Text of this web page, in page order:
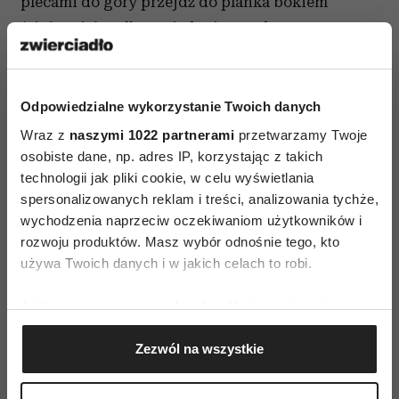
Odpowiedzialne wykorzystanie Twoich danych
Wraz z naszymi 1022 partnerami przetwarzamy Twoje
osobiste dane, np. adres IP, korzystając z takich
technologii jak pliki cookie, w celu wyświetlania
spersonalizowanych reklam i treści, analizowania tychże,
wychodzenia naprzeciw oczekiwaniom użytkowników i
rozwoju produktów. Masz wybór odnośnie tego, kto
używa Twoich danych i w jakich celach to robi.
Jeśli wyrazisz na to zgodę, chcielibyśmy również:
Gromadzić dane dotyczące Twojej lokalizacji
geograficznej z dokładnością nawet do kilku metrów
Identyfikować Twoje urządzenie, aktywnie
Zezwól na wszystkie
(ciężar ciała tylko na jednej ręce, druga
skierowana do sufitu), potem przejdź do planka
przedramionach), na koniec trenuj na drugim
boku. W każdej z tych pozycji wytrzymaj 30 s.
Elastyczność
Po ćwiczeniach nie zapomnij o rozciąganiu.
Nawet kilka minut strechingu każdego dnia
przynosi efekty. Skłony, przyciąganie stóp do
złapie cię skurcz albo nie naciągniesz mięśni
w chwili, gdy bardzo byś tego nie chciała.